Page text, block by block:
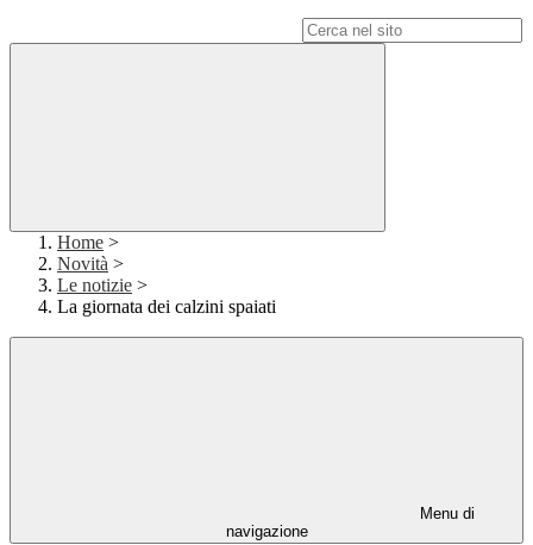
Home >
Novità >
Le notizie >
La giornata dei calzini spaiati
Menu di
navigazione